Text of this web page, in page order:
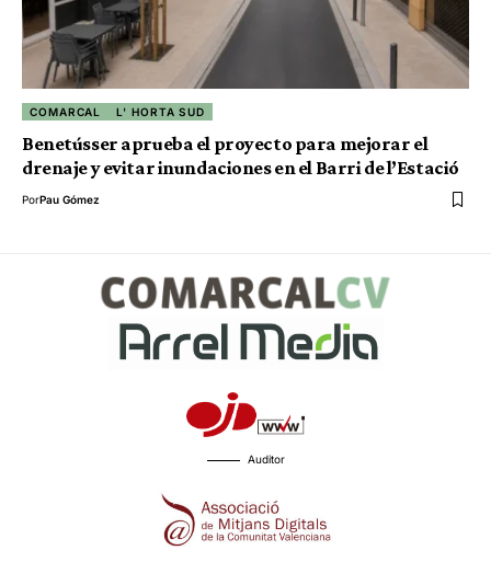
COMARCAL L' HORTA SUD
Benetússer aprueba el proyecto para mejorar el
drenaje y evitar inundaciones en el Barri de l’Estació
PorPau Gómez
Auditor